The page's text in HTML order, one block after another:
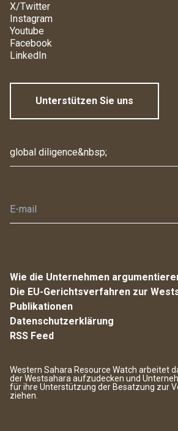
X/Twitter
Instagram
Youtube
Facebook
LinkedIn
Unterstützen Sie uns
Wie die Unternehmen
Die EU-Gerichtsverfahren zur
Publikationen
Datenschutzerklärung
RSS Feed
Western Sahara Resource Watch arbeitet
der Westsahara aufzudecken und
für ihre Unterstützung der Besatzung zur
ziehen.